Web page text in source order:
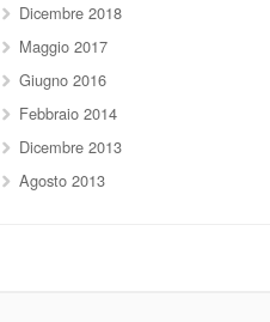
Dicembre 2018
Maggio 2017
Giugno 2016
Febbraio 2014
Dicembre 2013
Agosto 2013